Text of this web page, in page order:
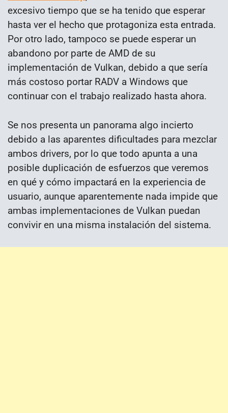
excesivo tiempo que se ha tenido que esperar
hasta ver el hecho que protagoniza esta entrada.
Por otro lado, tampoco se puede esperar un
abandono por parte de AMD de su
implementación de Vulkan, debido a que sería
más costoso portar RADV a Windows que
continuar con el trabajo realizado hasta ahora.
Se nos presenta un panorama algo incierto
debido a las aparentes dificultades para mezclar
ambos drivers, por lo que todo apunta a una
posible duplicación de esfuerzos que veremos
en qué y cómo impactará en la experiencia de
usuario, aunque aparentemente nada impide que
ambas implementaciones de Vulkan puedan
convivir en una misma instalación del sistema.